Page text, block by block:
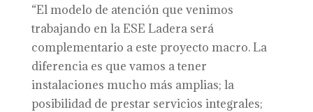
“El modelo de atención que venimos
trabajando en la ESE Ladera será
complementario a este proyecto macro. La
diferencia es que vamos a tener
instalaciones mucho más amplias; la
posibilidad de prestar servicios integrales;